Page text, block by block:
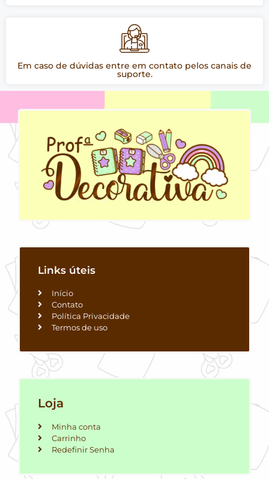
Em caso de dúvidas entre em contato pelos canais de
suporte.
Links úteis
Início
Contato
Política Privacidade
Termos de uso
Loja
Minha conta
Carrinho
Redefinir Senha